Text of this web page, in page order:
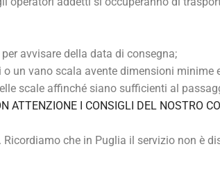
avvisare della data di consegna;
un vano scala avente dimensioni
scale affinché siano sufficienti al
ATTENZIONE I CONSIGLI DEL NOSTRO
che in Puglia il servizio non è